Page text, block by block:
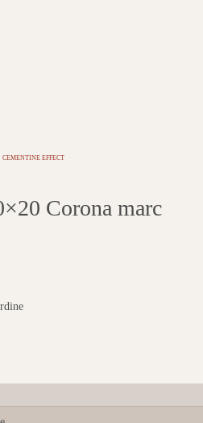
CEMENTINE EFFECT
Corona marc